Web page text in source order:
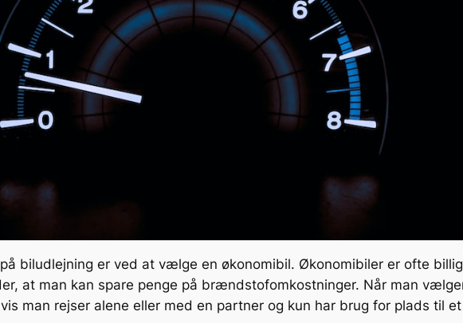
biludlejning er ved at vælge en økonomibil. Økonomibiler er ofte
at man kan spare penge på brændstofomkostninger. Når man
man rejser alene eller med en partner og kun har brug for plads til